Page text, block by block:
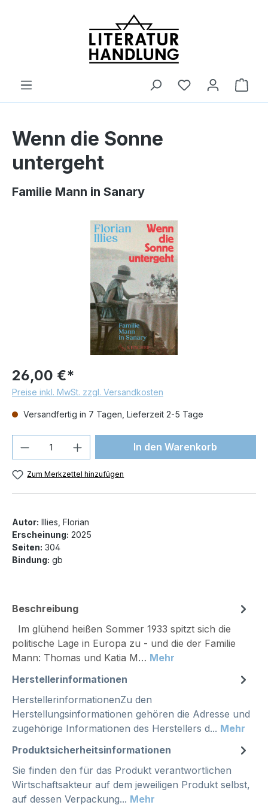
Wenn die Sonne
untergeht
Familie Mann in Sanary
Bildergalerie überspringen
26,00 €*
Preise inkl. MwSt. zzgl. Versandkosten
Versandfertig in 7 Tagen, Lieferzeit 2-5 Tage
Produkt Anzahl: Gib denIn den Warenkorb
Zum Merkzettel hinzufügen
Autor: Illies, Florian
Erscheinung: 2025
Seiten: 304
Bindung: gb
Beschreibung
Im glühend heißen Sommer 1933 spitzt sich die
politische Lage in Europa zu - und die der Familie
Mann: Thomas und Katia M… Mehr
Herstellerinformationen
HerstellerinformationenZu den
Herstellungsinformationen gehören die Adresse und
zugehörige Informationen des Herstellers d... Mehr
Produktsicherheitsinformationen
Sie finden den für das Produkt verantwortlichen
Wirtschaftsakteur auf dem jeweiligen Produkt selbst,
auf dessen Verpackung... Mehr